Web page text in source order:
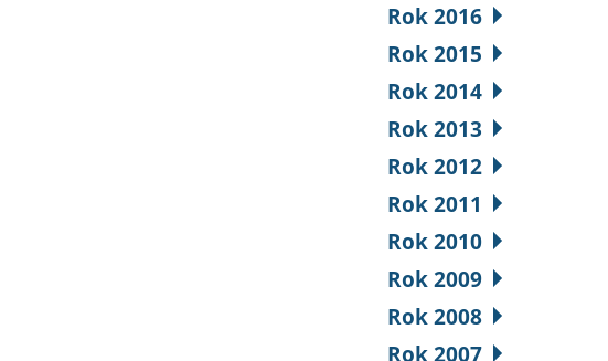
Rok 2016
Rok 2015
Rok 2014
Rok 2013
Rok 2012
Rok 2011
Rok 2010
Rok 2009
Rok 2008
Rok 2007